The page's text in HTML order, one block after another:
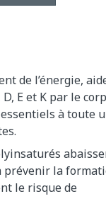
de l’énergie,
E et K par le
à toute
prévenir la
le risque de